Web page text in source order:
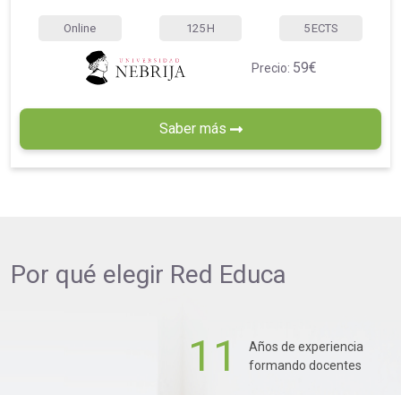
Online 125 H 5 ECTS
Precio: 59€
Saber más
Por qué elegir Red Educa
11
Años de experiencia
formando docentes